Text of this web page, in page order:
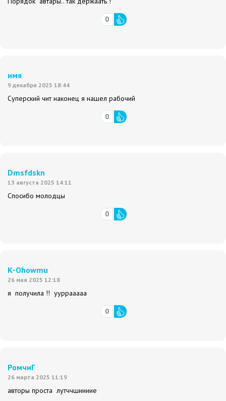
0
имя
9 декабря 2025 18:44
Суперский чит наконец я нашел рабочий
0
Dmsfdskn
13 августа 2025 14:11
Спосибо молодцы
0
К-Ohowmu
26 мая 2025 12:18
я получила !! ууррааааа
0
РомчиГ
26 марта 2025 11:19
авторы проста лутччшиииие